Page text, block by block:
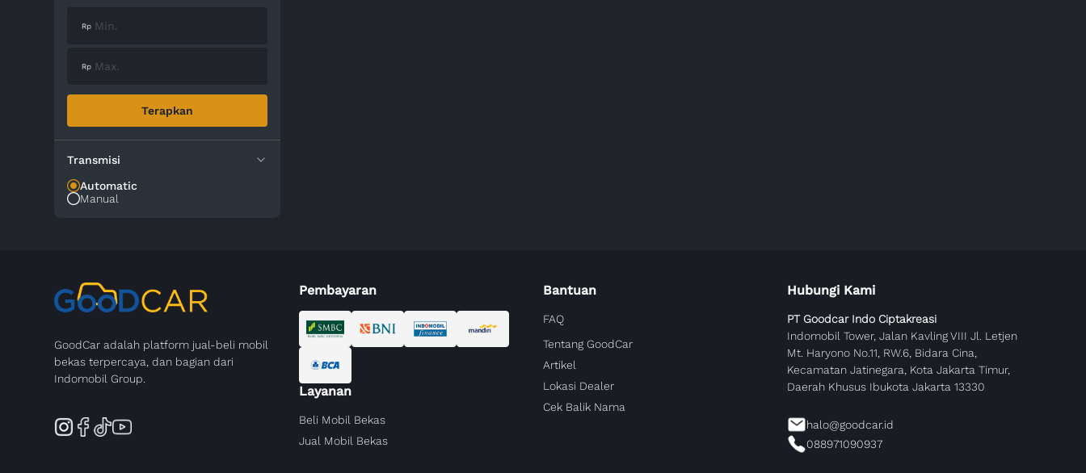
Terapkan
Transmisi
Automatic
Manual
GoodCar adalah platform jual-beli mobil
bekas terpercaya, dan bagian dari
Indomobil Group.
Pembayaran
Layanan
Beli Mobil Bekas
Jual Mobil Bekas
Bantuan
FAQ
Tentang GoodCar
Artikel
Lokasi Dealer
Cek Balik Nama
Hubungi Kami
PT Goodcar Indo Ciptakreasi
Indomobil Tower, Jalan Kavling VIII Jl. Letjen
Mt. Haryono No.11, RW.6, Bidara Cina,
Kecamatan Jatinegara, Kota Jakarta Timur,
Daerah Khusus Ibukota Jakarta 13330
halo@goodcar.id
088971090937